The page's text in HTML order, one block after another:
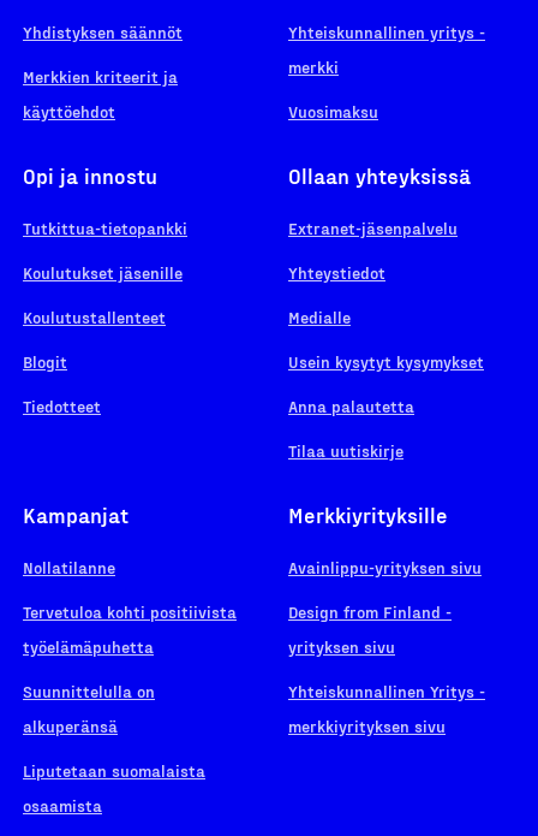
Yhdistyksen säännöt
Merkkien kriteerit ja
käyttöehdot
Yhteiskunnallinen yritys -
merkki
Vuosimaksu
Opi ja innostu
Tutkittua-tietopankki
Koulutukset jäsenille
Koulutustallenteet
Blogit
Tiedotteet
Ollaan yhteyksissä
Extranet-jäsenpalvelu
Yhteystiedot
Medialle
Usein kysytyt kysymykset
Anna palautetta
Tilaa uutiskirje
Kampanjat
Nollatilanne
Tervetuloa kohti positiivista
työelämäpuhetta
Suunnittelulla on
alkuperänsä
Liputetaan suomalaista
osaamista
Merkkiyrityksille
Avainlippu-yrityksen sivu
Design from Finland -
yrityksen sivu
Yhteiskunnallinen Yritys -
merkkiyrityksen sivu